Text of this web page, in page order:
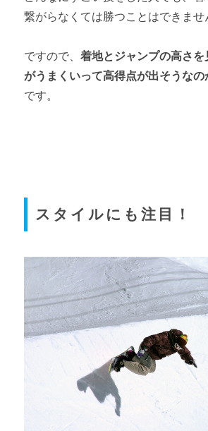
繋がらなくては勝つことはできませ
ですので、着地とジャンプの高さ
がうまくいって高得点が出そうなの
です。
スタイルにも注目！